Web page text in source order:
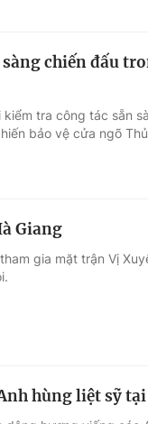
chiến đấu
tra công tác sẵn
bảo vệ cửa ngõ
Giang
gia mặt trận Vị
hùng liệt sỹ